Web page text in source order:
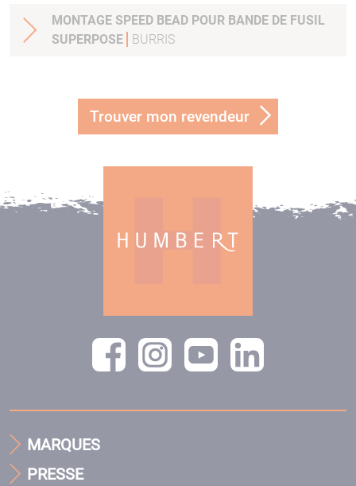
MONTAGE SPEED BEAD POUR BANDE DE FUSIL
SUPERPOSE
BURRIS
Trouver mon revendeur
MARQUES
PRESSE